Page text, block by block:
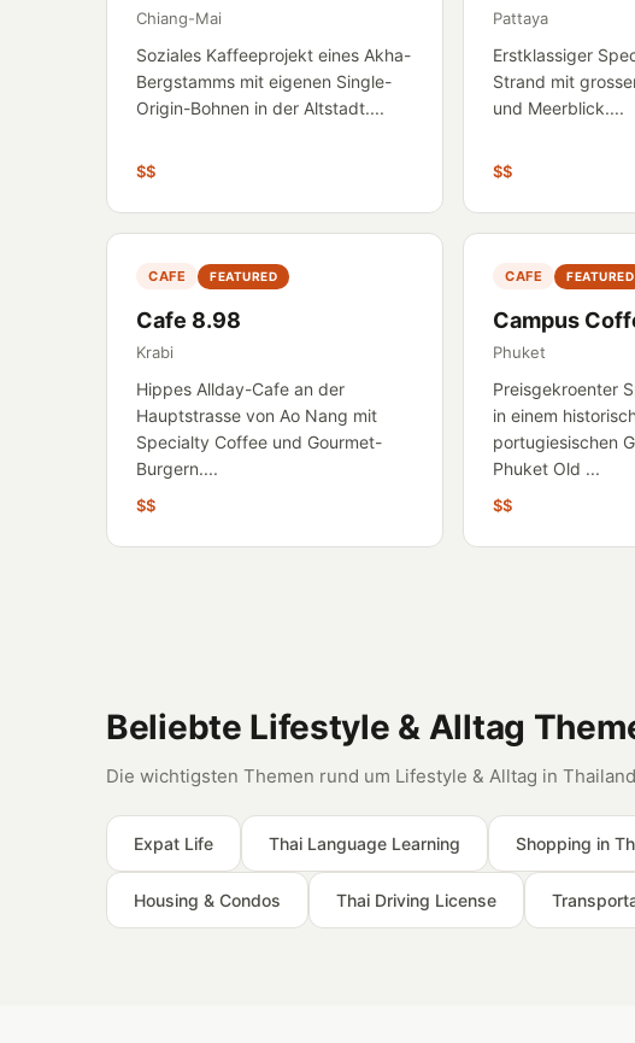
Chiang-Mai
Soziales Kaffeeprojekt eines Akha-
Bergstamms mit eigenen Single-
Origin-Bohnen in der Altstadt....
$$
Pattaya
Erstklassiger
Strand mit
und Meerblick....
$$
CAFE FEATURED
Cafe 8.98
Krabi
Hippes Allday-Cafe an der
Hauptstrasse von Ao Nang mit
Specialty Coffee und Gourmet-
Burgern....
$$
CAFE FEATURED
Campus
Phuket
Preisgekroenter
in einem
portugiesischen
Phuket Old ...
$$
Beliebte Lifestyle & Alltag
Die wichtigsten Themen rund um Lifestyle & Alltag in Thailand
Expat Life Thai Language Learning Shopping in
Housing & Condos Thai Driving License